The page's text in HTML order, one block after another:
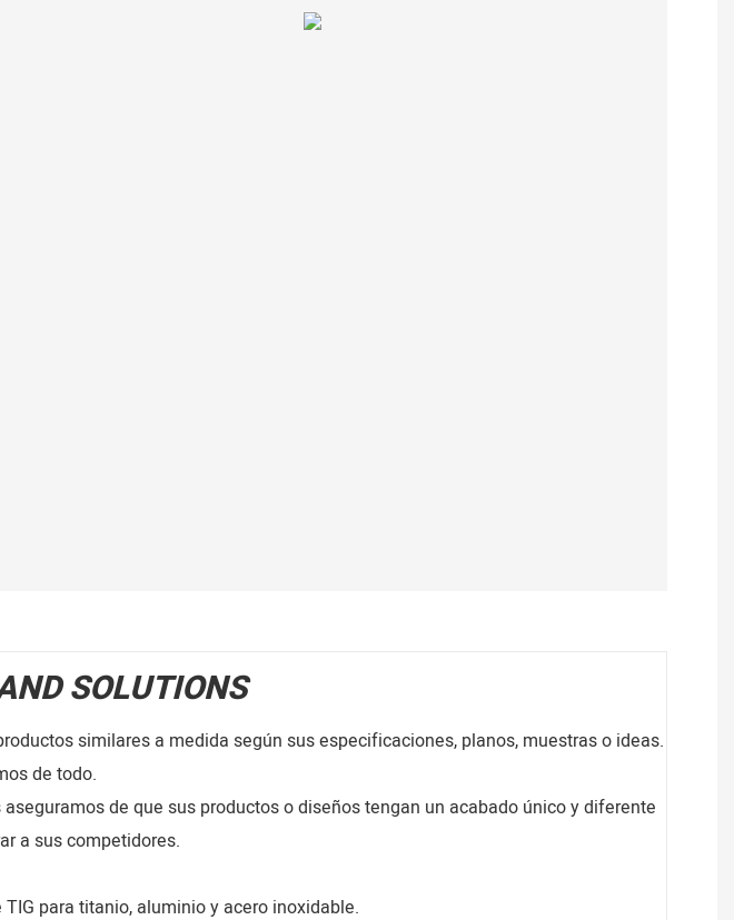
SOLUTIONS
similares a medida según sus especificaciones, planos, muestras o ideas.
de todo.
de que sus productos o diseños tengan un acabado único y diferente
a sus competidores.
para titanio, aluminio y acero inoxidable.